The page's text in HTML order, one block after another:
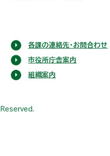
各課の連絡先・お問合わせ
市役所庁舎案内
組織案内